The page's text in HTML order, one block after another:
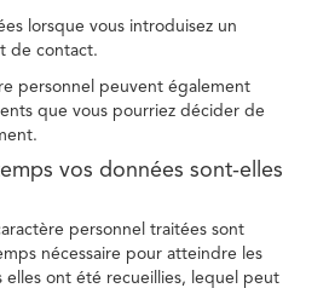
lorsque vous introduisez un
de contact.
personnel peuvent également
que vous pourriez décider de
vos données sont-elles
personnel traitées sont
nécessaire pour atteindre les
elles ont été recueillies, lequel peut